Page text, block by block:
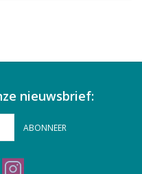
nieuwsbrief:
ABONNEER